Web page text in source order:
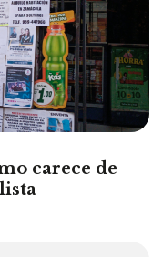
carece de